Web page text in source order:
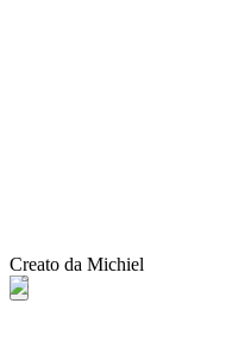
Creato da Michiel